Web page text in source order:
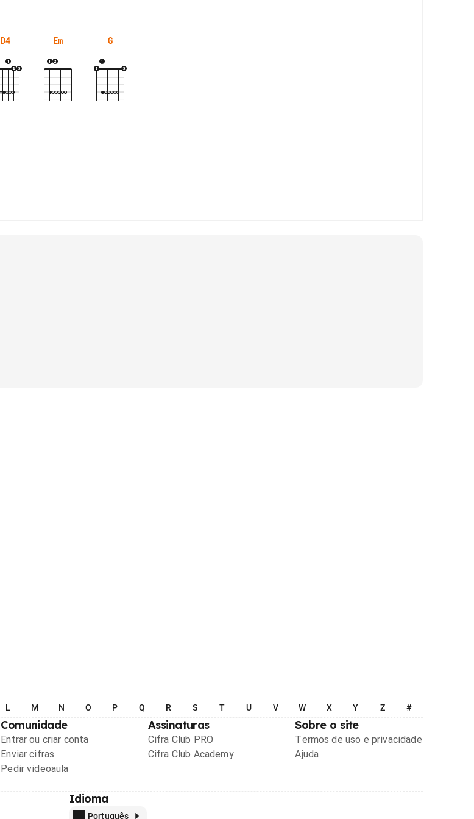
D4 Em G
L M N O P Q R S T U V W X Y Z #
Comunidade
Entrar ou criar conta
Enviar cifras
Pedir videoaula
Assinaturas
Cifra Club PRO
Cifra Club Academy
Sobre o site
Termos de uso e privacidade
Ajuda
Idioma
Português